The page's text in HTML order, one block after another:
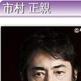
市村 正親